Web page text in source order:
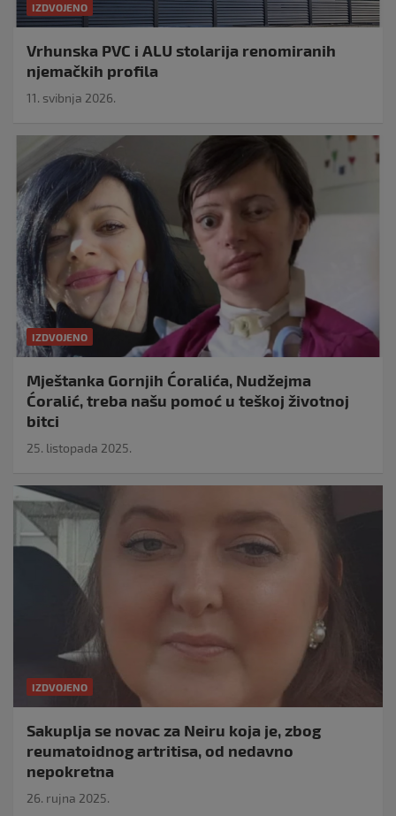
IZDVOJENO
Vrhunska PVC i ALU stolarija renomiranih
njemačkih profila
11. svibnja 2026.
IZDVOJENO
Mještanka Gornjih Ćoralića, Nudžejma
Ćoralić, treba našu pomoć u teškoj životnoj
bitci
25. listopada 2025.
IZDVOJENO
Sakuplja se novac za Neiru koja je, zbog
reumatoidnog artritisa, od nedavno
nepokretna
26. rujna 2025.